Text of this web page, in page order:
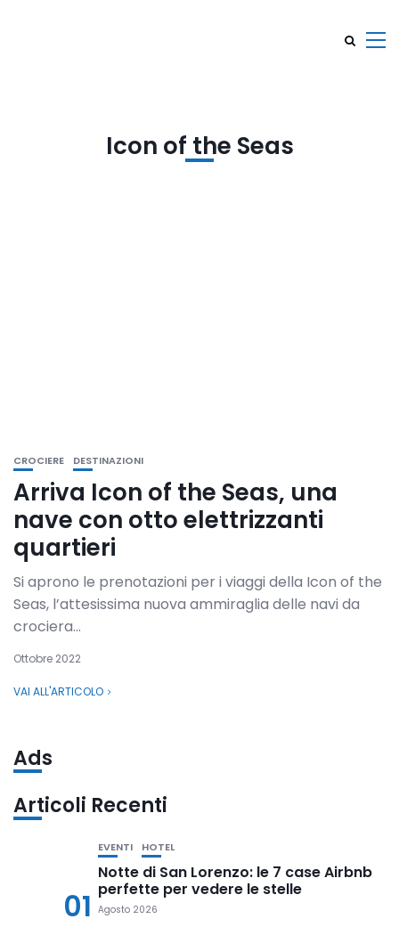
Icon of the Seas
CROCIERE DESTINAZIONI
Arriva Icon of the Seas, una
nave con otto elettrizzanti
quartieri
Si aprono le prenotazioni per i viaggi della Icon of the
Seas, l’attesissima nuova ammiraglia delle navi da
crociera...
Ottobre 2022
VAI ALL'ARTICOLO
Ads
Articoli Recenti
01
EVENTI HOTEL
Notte di San Lorenzo: le 7 case Airbnb
perfette per vedere le stelle
Agosto 2026